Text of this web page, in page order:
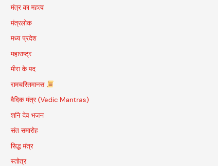
मंत्र का महत्व
मंत्रलोक
मध्य प्रदेश
महाराष्ट्र
मीरा के पद
रामचरितमानस
वैदिक मंत्र (Vedic Mantras)
शनि देव भजन
संत समारोह
सिद्ध मंत्र
स्तोत्र